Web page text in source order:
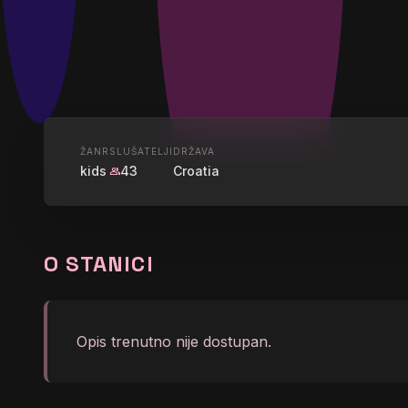
UŽIVO
ŽANR
kids
SLUŠATELJI
group43
DRŽAVA
Croatia
O STANICI
Opis trenutno nije dostupan.